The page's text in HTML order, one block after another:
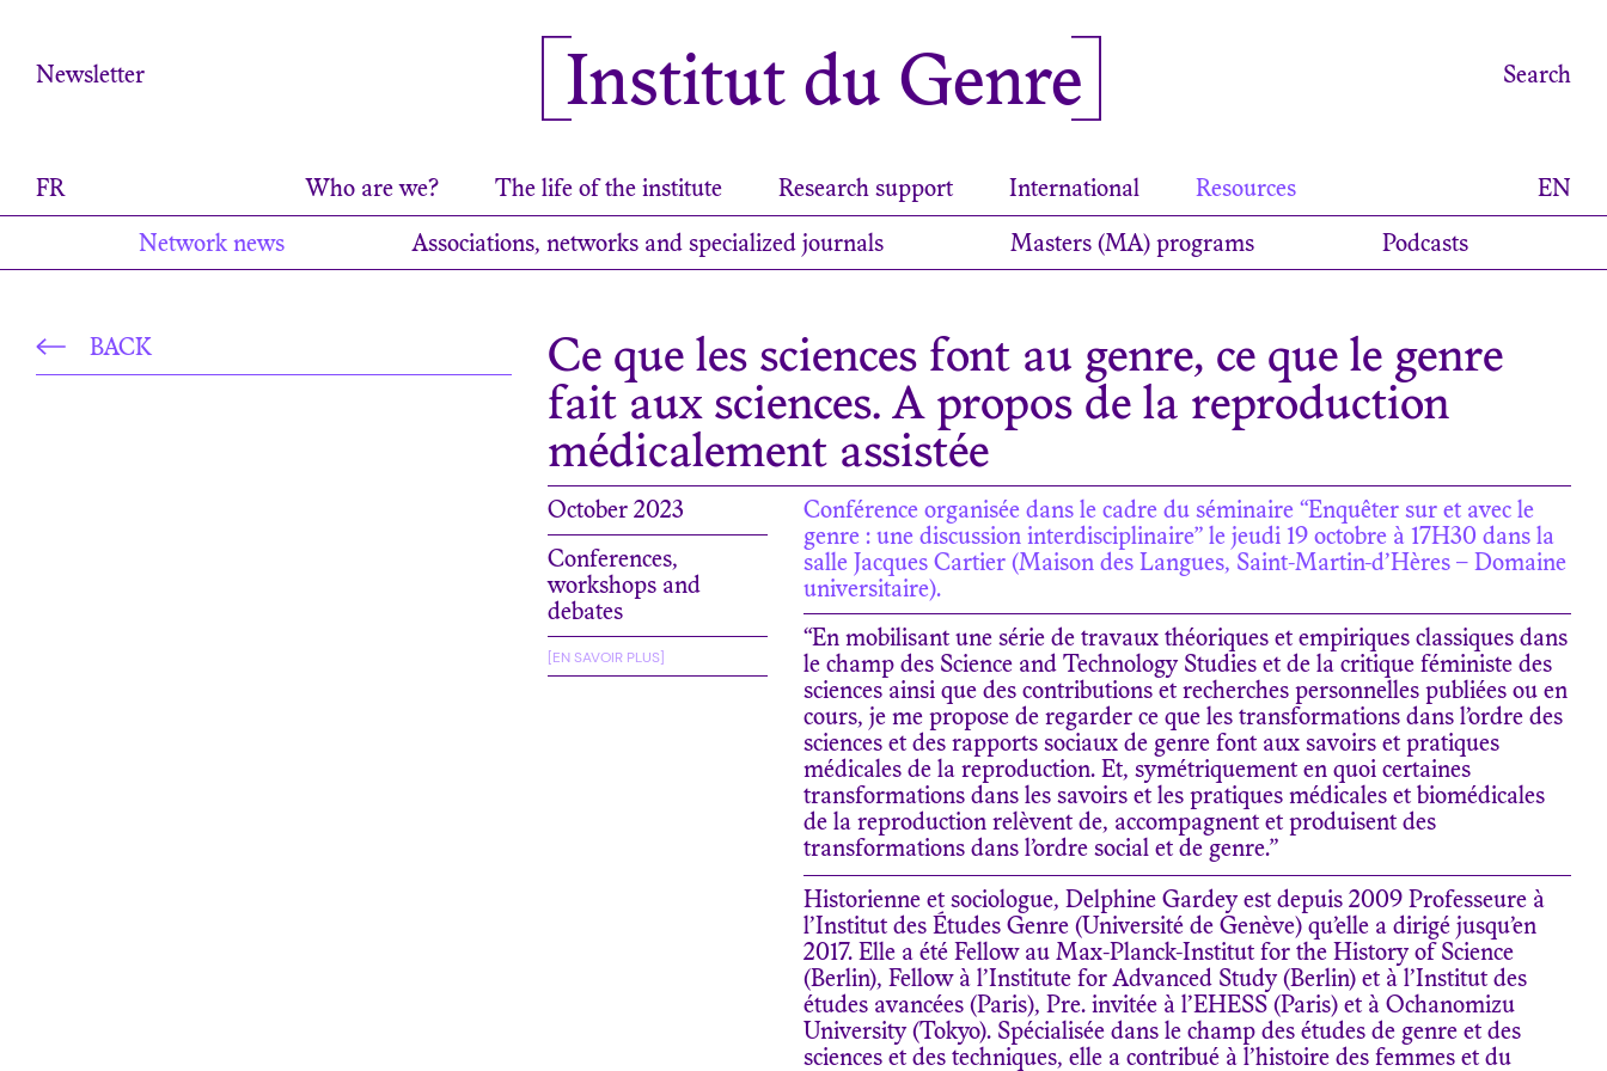
Newsletter Institut du Genre Search
FR Who are we? The life of the institute Research support International Resources EN
Network news Associations, networks and specialized journals Masters (MA) programs Podcasts
BACK
Ce que les sciences font au genre, ce que le genre
fait aux sciences. A propos de la reproduction
médicalement assistée
October 2023
Conferences,
workshops and
debates
[EN SAVOIR PLUS]
Conférence organisée dans le cadre du séminaire “Enquêter sur et avec le
genre : une discussion interdisciplinaire” le jeudi 19 octobre à 17H30 dans la
salle Jacques Cartier (Maison des Langues, Saint-Martin-d’Hères – Domaine
universitaire).
“En mobilisant une série de travaux théoriques et empiriques classiques dans
le champ des Science and Technology Studies et de la critique féministe des
sciences ainsi que des contributions et recherches personnelles publiées ou en
cours, je me propose de regarder ce que les transformations dans l’ordre des
sciences et des rapports sociaux de genre font aux savoirs et pratiques
médicales de la reproduction. Et, symétriquement en quoi certaines
transformations dans les savoirs et les pratiques médicales et biomédicales
de la reproduction relèvent de, accompagnent et produisent des
transformations dans l’ordre social et de genre.”
Historienne et sociologue, Delphine Gardey est depuis 2009 Professeure à
l’Institut des Études Genre (Université de Genève) qu’elle a dirigé jusqu’en
2017. Elle a été Fellow au Max-Planck-Institut for the History of Science
(Berlin), Fellow à l’Institute for Advanced Study (Berlin) et à l’Institut des
études avancées (Paris), Pre. invitée à l’EHESS (Paris) et à Ochanomizu
University (Tokyo). Spécialisée dans le champ des études de genre et des
sciences et des techniques, elle a contribué à l’histoire des femmes et du